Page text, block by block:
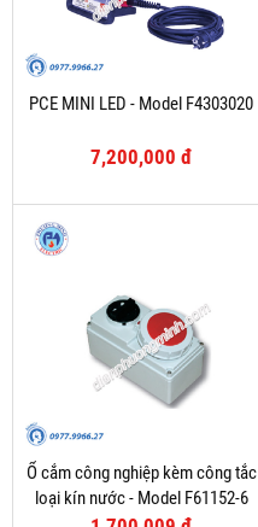
PCE MINI LED - Model F4303020
7,200,000 đ
Ổ cắm công nghiệp kèm công tắc
loại kín nước - Model F61152-6